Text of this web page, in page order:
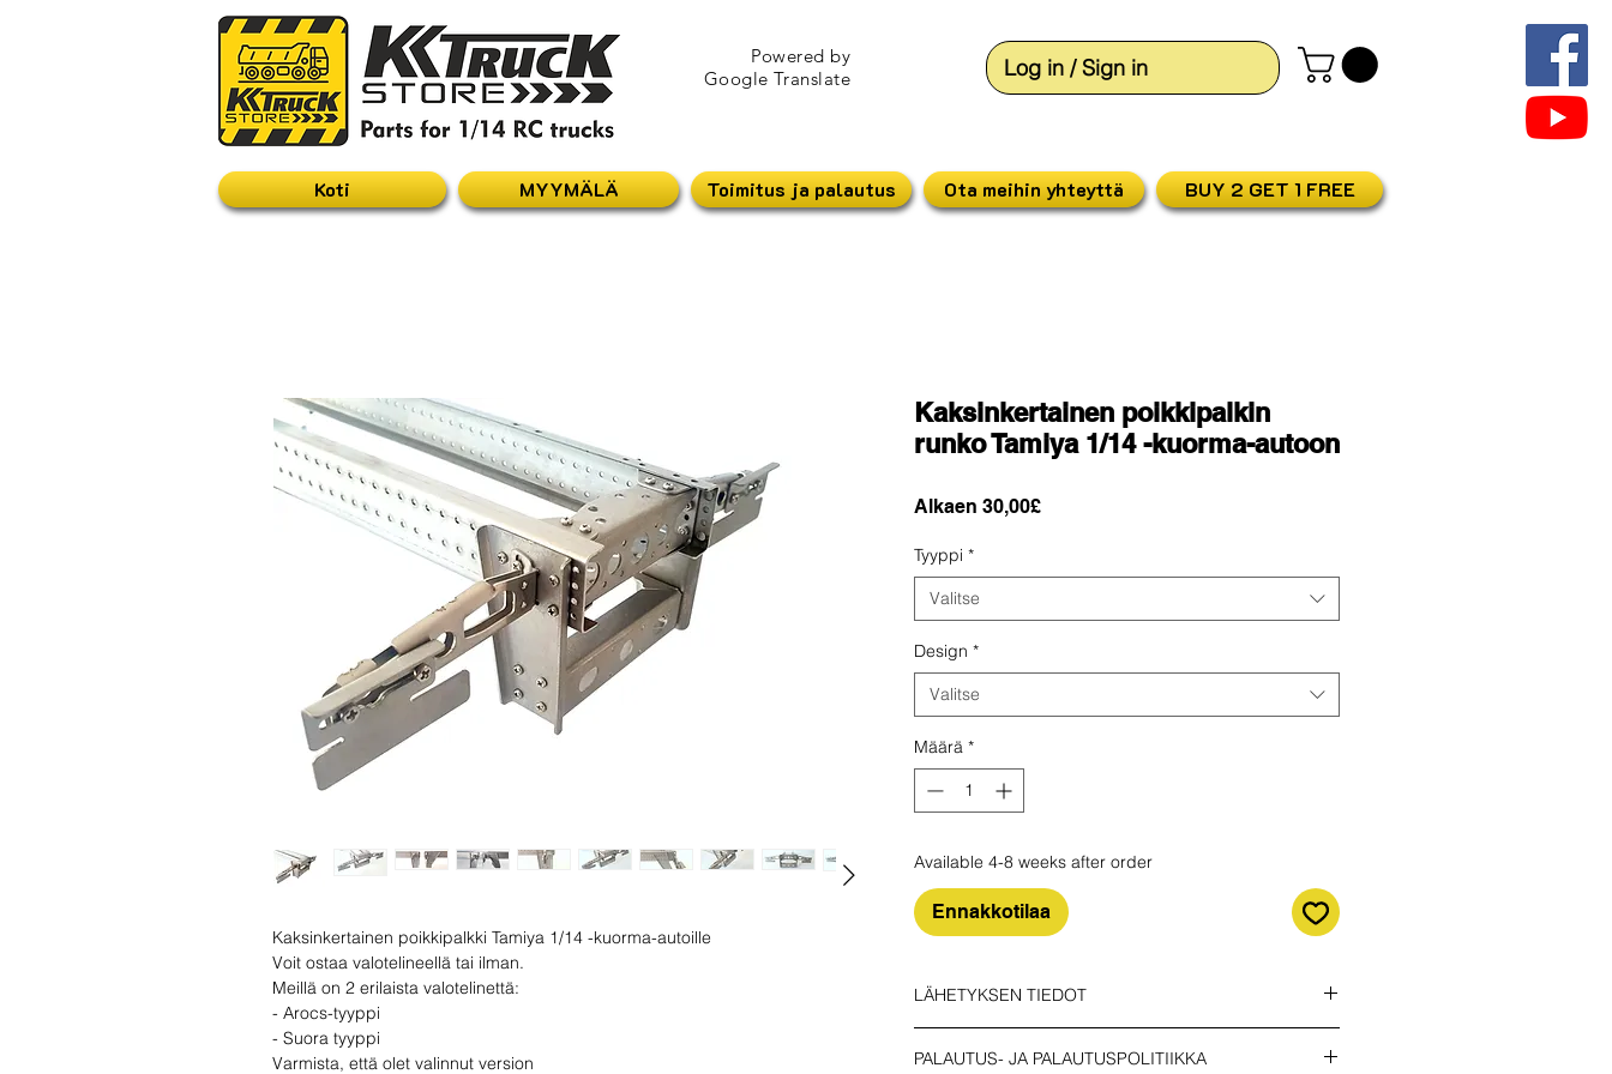
Powered by
Google Translate
Log in / Sign in
Koti MYYMÄLÄ Toimitus ja palautus Ota meihin yhteyttä BUY 2 GET 1 FREE
Kaksinkertainen poikkipalkki Tamiya 1/14 -kuorma-autoille
Voit ostaa valotelineellä tai ilman.
Meillä on 2 erilaista valotelinettä:
- Arocs-tyyppi
- Suora tyyppi
Varmista, että olet valinnut version
Kaksinkertainen poikkipalkin
runko Tamiya 1/14 -kuorma-autoon
Alkaen 30,00£Alehinta
Tyyppi *
Valitse
Design *
Valitse
Määrä *
Available 4-8 weeks after order
Ennakkotilaa
LÄHETYKSEN TIEDOT
TALOUS
PALAUTUS- JA PALAUTUSPOLITIIKKA